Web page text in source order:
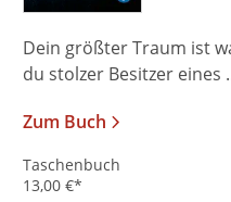
Dein größter Traum ist
du stolzer Besitzer eines
Zum Buch
Taschenbuch
13,00 €*